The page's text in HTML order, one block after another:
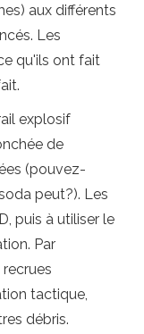
aux différents
Les
qu'ils ont fait
explosif
de
(pouvez-
peut?). Les
puis à utiliser le
Par
tactique,
débris.